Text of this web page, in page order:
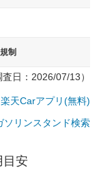
制
日：2026/07/13）
天Carアプリ(無料)
ソリンスタンド検索
目安